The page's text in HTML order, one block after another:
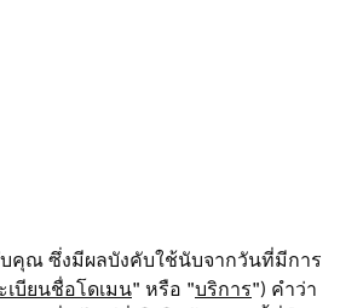
กับคุณ ซึ่งมีผลบังคับใช้นับจากวันที่มีการ
เบียนชื่อโดเมน" หรือ "บริการ") คำว่า